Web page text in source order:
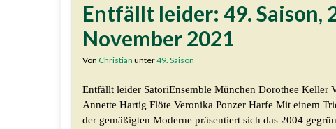
Entfällt leider: 49. Saison,
November 2021
Von Christian unter49. Saison
Entfällt leider SatoriEnsemble München Dorothee Keller
Annette Hartig Flöte Veronika Ponzer Harfe Mit einem
der gemäßigten Moderne präsentiert sich das 2004